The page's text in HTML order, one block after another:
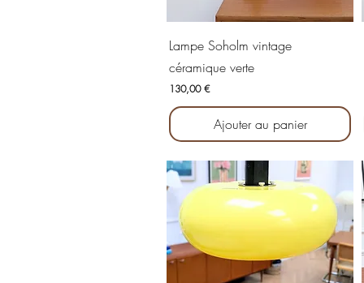
Aperçu rapide
Lampe Soholm vintage
céramique verte
Prix
130,00 €
Ajouter au panier